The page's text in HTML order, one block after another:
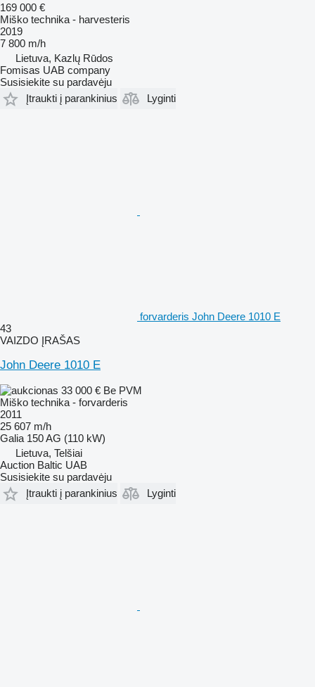
169 000 €
Miško technika - harvesteris
2019
7 800 m/h
Lietuva, Kazlų Rūdos
Fomisas UAB company
Susisiekite su pardavėju
Įtraukti į parankinius
Lyginti
forvarderis John Deere 1010 E
43
VAIZDO ĮRAŠAS
John Deere 1010 E
33 000 € Be PVM
Miško technika - forvarderis
2011
25 607 m/h
Galia 150 AG (110 kW)
Lietuva, Telšiai
Auction Baltic UAB
Susisiekite su pardavėju
Įtraukti į parankinius
Lyginti